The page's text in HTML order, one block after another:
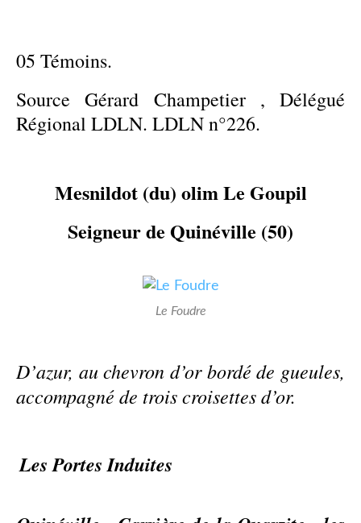
05 Témoins.
Source Gérard Champetier , Délégué
Régional LDLN. LDLN n°226.
Mesnildot (du) olim Le Goupil
Seigneur de Quinéville (50)
Le Foudre
D’azur, au chevron d’or bordé de gueules,
accompagné de trois croisettes d’or.
Les Portes Induites